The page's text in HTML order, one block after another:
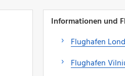
Informationen und
Flughafen
Flughafen